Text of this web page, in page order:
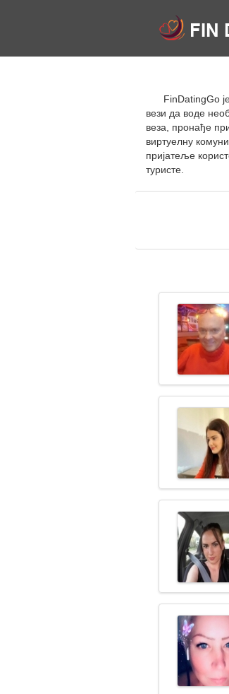
FinDatingGo
вези да воде
веза, пронађе
виртуелну
пријатеље
туристе.